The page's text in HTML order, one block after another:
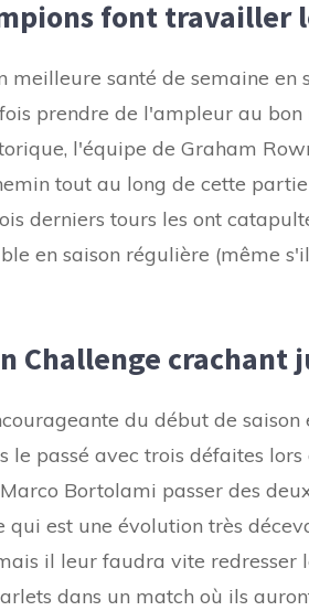
font travailler
meilleure santé de semaine
prendre de l'ampleur au
l'équipe de Graham
tout au long de cette
derniers tours les ont
en saison régulière (même
Challenge crachant
du début de
le passé avec trois défaites
Bortolami passer des
qui est une évolution très
il leur faudra vite
dans un match où ils